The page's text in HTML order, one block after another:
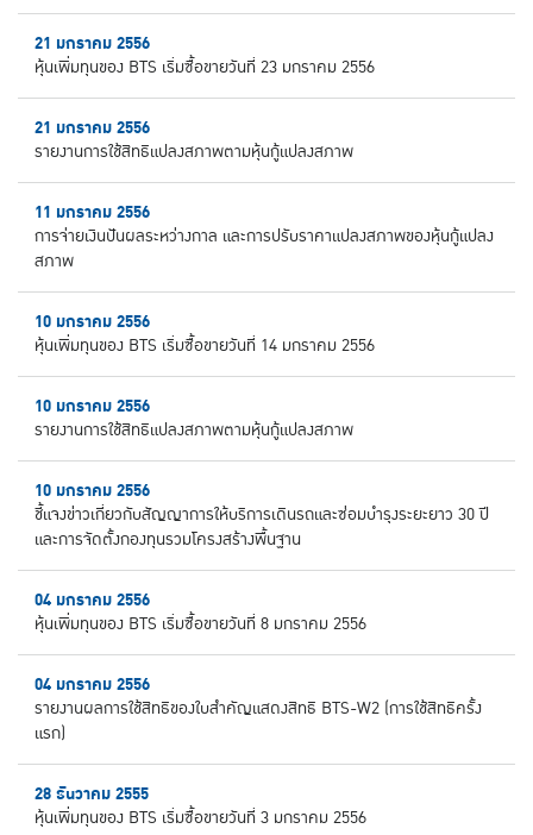
21 มกราคม 2556
หุ้นเพิ่มทุนของ BTS เริ่มซื้อขายวันที่ 23 มกราคม 2556
21 มกราคม 2556
รายงานการใช้สิทธิแปลงสภาพตามหุ้นกู้แปลงสภาพ
11 มกราคม 2556
การจ่ายเงินปันผลระหว่างกาล และการปรับราคาแปลงสภาพของหุ้นกู้แปลง
สภาพ
10 มกราคม 2556
หุ้นเพิ่มทุนของ BTS เริ่มซื้อขายวันที่ 14 มกราคม 2556
10 มกราคม 2556
รายงานการใช้สิทธิแปลงสภาพตามหุ้นกู้แปลงสภาพ
10 มกราคม 2556
ชี้แจงข่าวเกี่ยวกับสัญญาการให้บริการเดินรถและซ่อมบำรุงระยะยาว 30 ปี
และการจัดตั้งกองทุนรวมโครงสร้างพื้นฐาน
04 มกราคม 2556
หุ้นเพิ่มทุนของ BTS เริ่มซื้อขายวันที่ 8 มกราคม 2556
04 มกราคม 2556
รายงานผลการใช้สิทธิของใบสำคัญแสดงสิทธิ BTS-W2 (การใช้สิทธิครั้ง
แรก)
28 ธันวาคม 2555
หุ้นเพิ่มทุนของ BTS เริ่มซื้อขายวันที่ 3 มกราคม 2556